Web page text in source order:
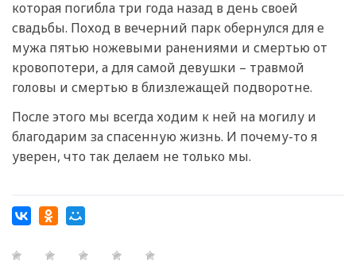
которая погибла три года назад в день своей
свадьбы. Поход в вечерний парк обернулся для е
мужа пятью ножевыми ранениями и смертью от
кровопотери, а для самой девушки – травмой
головы и смертью в близлежащей подворотне.
После этого мы всегда ходим к ней на могилу и
благодарим за спасенную жизнь. И почему-то я
уверен, что так делаем не только мы.